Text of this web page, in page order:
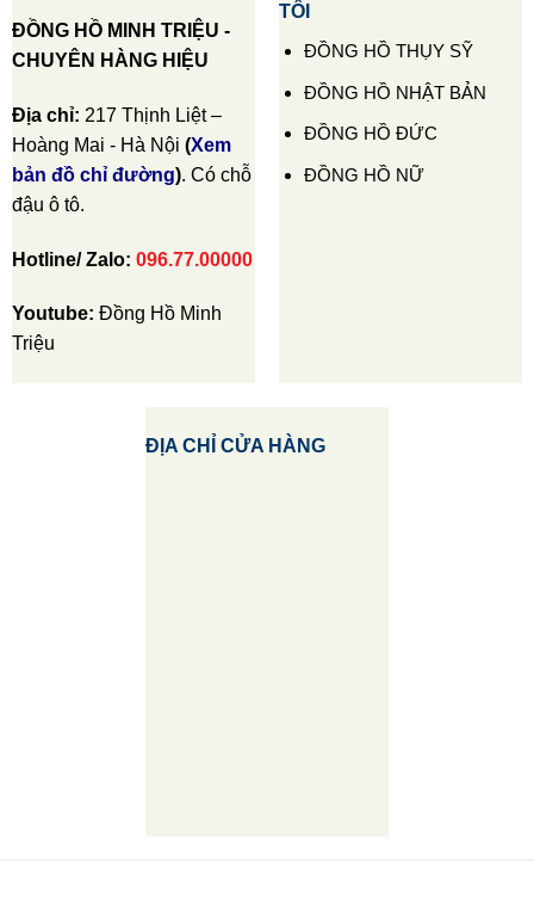
ĐỒNG HỒ MINH TRIỆU -
CHUYÊN HÀNG HIỆU
Địa chỉ: 217 Thịnh Liệt –
Hoàng Mai - Hà Nội (Xem
bản đồ chỉ đường). Có chỗ
đậu ô tô.
Hotline/ Zalo: 096.77.00000
Youtube: Đồng Hồ Minh
Triệu
TÔI
ĐỒNG HỒ THỤY SỸ
ĐỒNG HỒ NHẬT BẢN
ĐỒNG HỒ ĐỨC
ĐỒNG HỒ NỮ
ĐỊA CHỈ CỬA HÀNG